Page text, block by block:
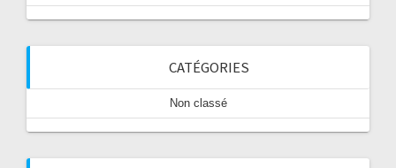
CATÉGORIES
Non classé